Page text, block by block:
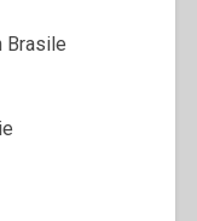
Brasile